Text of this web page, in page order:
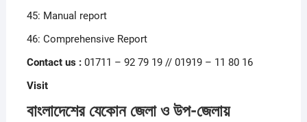
45: Manual report
46: Comprehensive Report
Contact us :01711 – 92 79 19 // 01919 – 11 80 16
Visit
বাংলাদেশের যেকোন জেলা ও উপ-জেলায়